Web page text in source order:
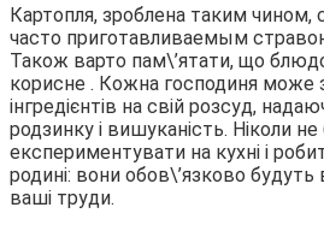
Картопля, зроблена таким чином,
часто приготавливаемым
Також варто пам\’ятати, що
корисне . Кожна господиня може
інгредієнтів на свій розсуд,
родзинку і вишуканість. Ніколи не
експериментувати на кухні і
родині: вони обов\’язково будуть
ваші труди.